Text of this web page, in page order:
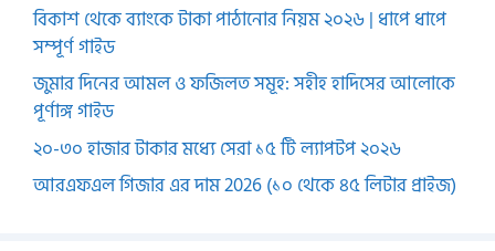
বিকাশ থেকে ব্যাংকে টাকা পাঠানোর নিয়ম ২০২৬ | ধাপে ধাপে
সম্পূর্ণ গাইড
জুমার দিনের আমল ও ফজিলত সমূহ: সহীহ হাদিসের আলোকে
পূর্ণাঙ্গ গাইড
২০-৩০ হাজার টাকার মধ্যে সেরা ১৫ টি ল্যাপটপ ২০২৬
আরএফএল গিজার এর দাম 2026 (১০ থেকে ৪৫ লিটার প্রাইজ)